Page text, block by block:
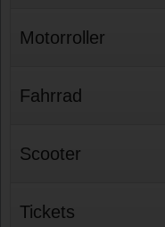
Motorroller
Fahrrad
Scooter
Tickets